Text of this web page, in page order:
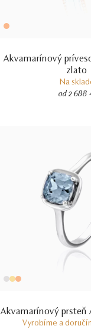
Akvamarínový
zlato
Na
od 2 688
Akvamarínový prsteň
Vyrobíme a